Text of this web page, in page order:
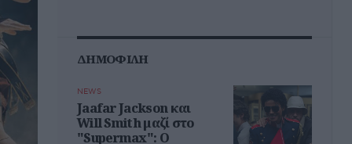
ΔΗΜΟΦΙΛΗ
NEWS
Jaafar Jackson και
Will Smith μαζί στο
"Supermax": Ο